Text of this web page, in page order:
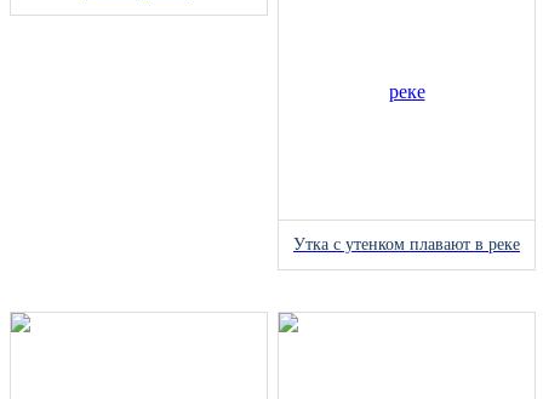
Утка с утенком плавают в реке